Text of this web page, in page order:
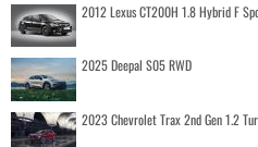
2012 Lexus CT200H 1.8 Hybrid F
2025 Deepal S05 RWD
2023 Chevrolet Trax 2nd Gen 1.2